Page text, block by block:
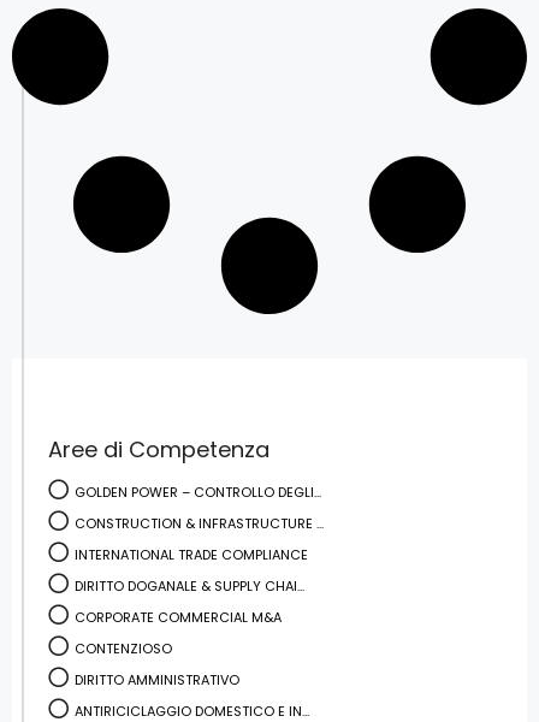
Aree di Competenza
GOLDEN POWER – CONTROLLO DEGLI...
CONSTRUCTION & INFRASTRUCTURE ...
INTERNATIONAL TRADE COMPLIANCE
DIRITTO DOGANALE & SUPPLY CHAI...
CORPORATE COMMERCIAL M&A
CONTENZIOSO
DIRITTO AMMINISTRATIVO
ANTIRICICLAGGIO DOMESTICO E IN...